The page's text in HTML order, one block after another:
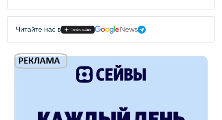
Читайте нас в